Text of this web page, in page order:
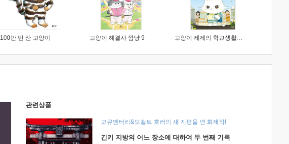
100만 번 산 고양이 고양이 해결사 깜냥 9 고양이 제제의 학교생활 1 : 초등학생이 이렇게 힘들 줄이야
관련상품
모큐멘터리&오컬트 호러의 새 지평을 연 화제작!
긴키 지방의 어느 장소에 대하여 두 번째 기록